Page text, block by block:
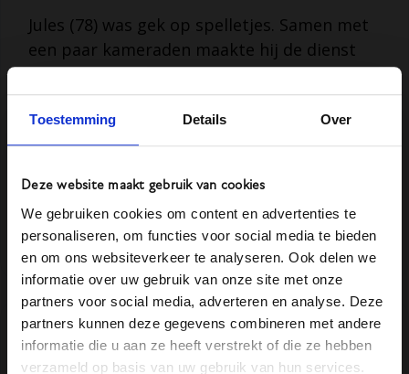
Toestemming Details Over
Deze website maakt gebruik van cookies
We gebruiken cookies om content en advertenties te
personaliseren, om functies voor social media te bieden
en om ons websiteverkeer te analyseren. Ook delen we
informatie over uw gebruik van onze site met onze
partners voor social media, adverteren en analyse. Deze
partners kunnen deze gegevens combineren met andere
informatie die u aan ze heeft verstrekt of die ze hebben
verzameld op basis van uw gebruik van hun services.
Jules (78) was gek op spelletjes. Samen met
een paar kameraden maakte hij de dienst
uit in het plaatselijke dorpshuis. Wilde je
een feestje organiseren, dan kon je daar
terecht. Ondanks dat Jules al meer dan 14
jaar met pensioen was, werkte hij bijna
dagelijks in het dorpshuis...
Lees verder
Volkswagenbusje als